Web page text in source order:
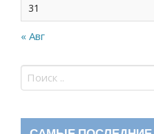
31
« Авг